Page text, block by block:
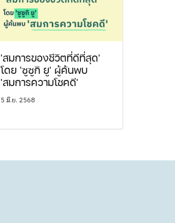
'สมการของชีวิตที่ดีที่สุด'
โดย 'ซูซูกิ ยู' ผู้ค้นพบ
'สมการความโชคดี'
5 มิ.ย. 2568